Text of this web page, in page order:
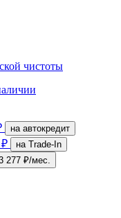
чистоты
на автокредит
₽
на Trade-In
277 ₽/мес.